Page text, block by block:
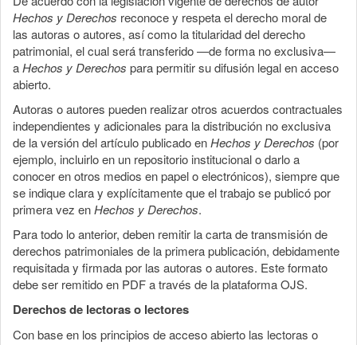
Hechos y Derechos reconoce y respeta el derecho moral de
las autoras o autores, así como la titularidad del derecho
patrimonial, el cual será transferido —de forma no exclusiva—
aHechos y Derechos para permitir su difusión legal en acceso
abierto.
Autoras o autores pueden realizar otros acuerdos contractuales
independientes y adicionales para la distribución no exclusiva
de la versión del artículo publicado enHechos y Derechos (por
ejemplo, incluirlo en un repositorio institucional o darlo a
conocer en otros medios en papel o electrónicos), siempre que
se indique clara y explícitamente que el trabajo se publicó por
primera vez enHechos y Derechos.
Para todo lo anterior, deben remitir la carta de transmisión de
derechos patrimoniales de la primera publicación, debidamente
requisitada y firmada por las autoras o autores. Este formato
debe ser remitido en PDF a través de la plataforma OJS.
Derechos de lectoras o lectores
Con base en los principios de acceso abierto las lectoras o